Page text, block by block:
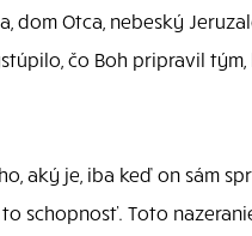
Otca, nebeský
čo Boh pripravil
aký je, iba keď on sám
schopnosť. Toto